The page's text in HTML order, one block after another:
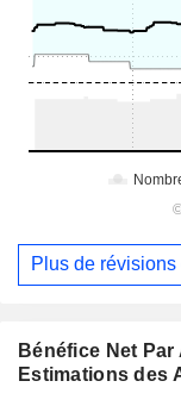
Plus de
Bénéfice Net
Estimations des